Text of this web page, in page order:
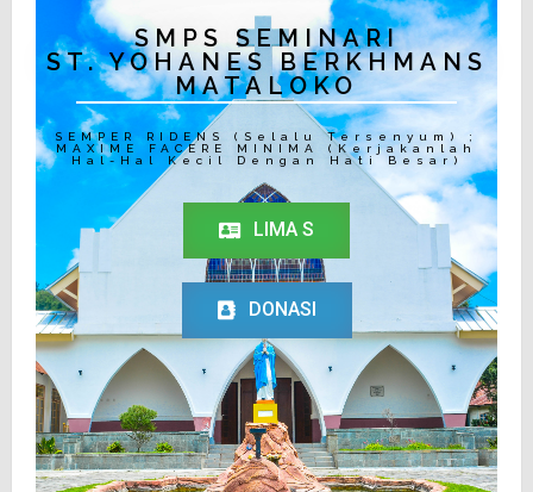
SMPS SEMINARI
ST. YOHANES BERKHMANS
MATALOKO
SEMPER RIDENS (Selalu Tersenyum) ;
MAXIME FACERE MINIMA (Kerjakanlah
Hal-Hal Kecil Dengan Hati Besar)
LIMA S
DONASI